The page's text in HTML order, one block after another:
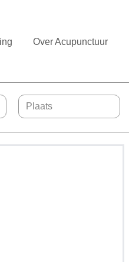
Over Acupunctuur